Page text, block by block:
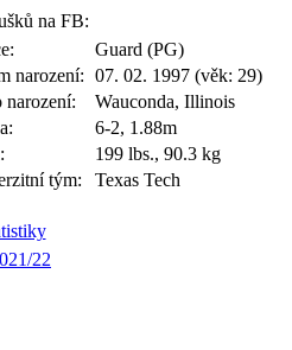
na FB:
Guard (PG)
narození: 07. 02. 1997 (věk: 29)
narození:
Wauconda, Illinois
6-2, 1.88m
199 lbs., 90.3 kg
tým:
Texas Tech
22